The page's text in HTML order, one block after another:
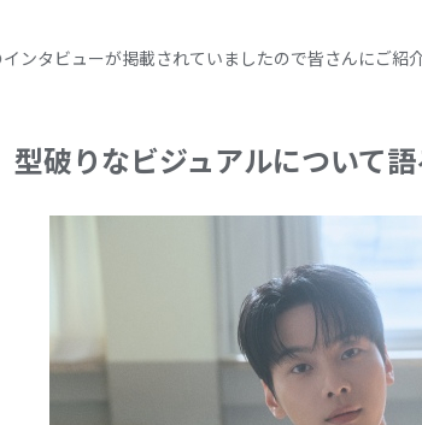
ンタビューが掲載されていましたので皆さんにご紹介
型破りなビジュアルについて